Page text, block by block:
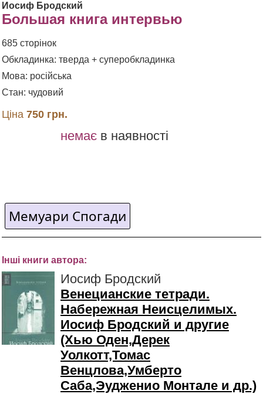
Иосиф Бродский
Большая книга интервью
685 сторінок
Обкладинка: тверда + суперобкладинка
Мова: російська
Стан: чудовий
Ціна 750 грн.
немає в наявності
Мемуари Спогади
Інші книги автора:
Иосиф Бродский
Венецианские тетради.
Набережная Неисцелимых.
Иосиф Бродский и другие
(Хью Оден,Дерек
Уолкотт,Томас
Венцлова,Умберто
Саба,Эудженио Монтале и др.)